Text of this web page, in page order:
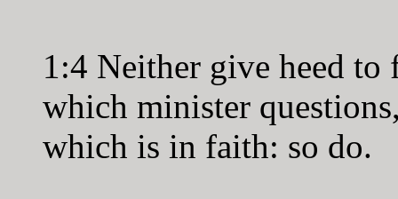
1:4 Neither give heed to
which minister
which is in faith: so do.